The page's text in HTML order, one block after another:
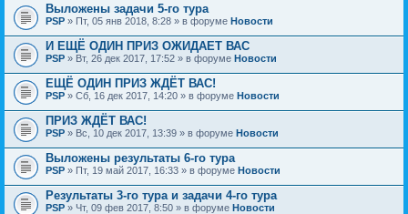
Выложены задачи 5-го тура
PSP » Пт, 05 янв 2018, 8:28 » в форуме Новости
И ЕЩЁ ОДИН ПРИЗ ОЖИДАЕТ ВАС
PSP » Вт, 26 дек 2017, 17:52 » в форуме Новости
ЕЩЁ ОДИН ПРИЗ ЖДЁТ ВАС!
PSP » Сб, 16 дек 2017, 14:20 » в форуме Новости
ПРИЗ ЖДЁТ ВАС!
PSP » Вс, 10 дек 2017, 13:39 » в форуме Новости
Выложены результаты 6-го тура
PSP » Пт, 19 май 2017, 16:33 » в форуме Новости
Результаты 3-го тура и задачи 4-го тура
PSP » Чт, 09 фев 2017, 8:50 » в форуме Новости